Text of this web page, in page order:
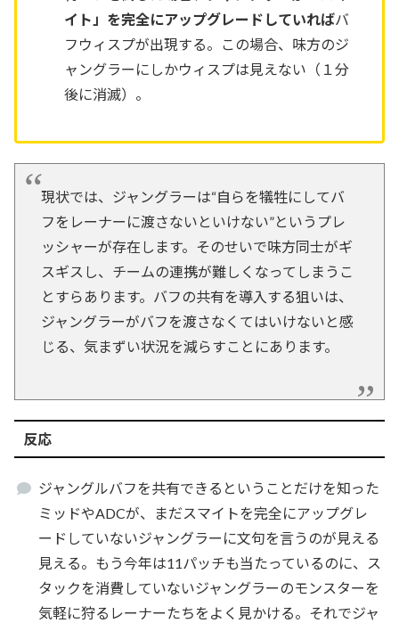
イト」を完全にアップグレードしていればバ
フウィスプが出現する。この場合、味方のジ
ャングラーにしかウィスプは見えない（１分
後に消滅）。
現状では、ジャングラーは“自らを犠牲にしてバ
フをレーナーに渡さないといけない”というプレ
ッシャーが存在します。そのせいで味方同士がギ
スギスし、チームの連携が難しくなってしまうこ
とすらあります。バフの共有を導入する狙いは、
ジャングラーがバフを渡さなくてはいけないと感
じる、気まずい状況を減らすことにあります。
反応
ジャングルバフを共有できるということだけを知った
ミッドやADCが、まだスマイトを完全にアップグレ
ードしていないジャングラーに文句を言うのが見える
見える。もう今年は11パッチも当たっているのに、ス
タックを消費していないジャングラーのモンスターを
気軽に狩るレーナーたちをよく見かける。それでジャ